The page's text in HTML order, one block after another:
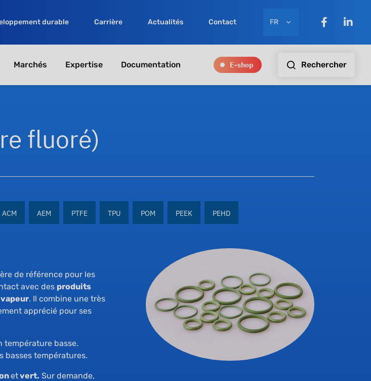
durable Carrière Actualités Contact FR
Marchés Expertise Documentation E-shop Rechercher
fluoré)
ACM AEM PTFE TPU POM PEEK PEHD
de référence pour les
avec des produits
vapeur. Il combine une très
apprécié pour ses
température basse.
basses températures.
etvert. Sur demande,